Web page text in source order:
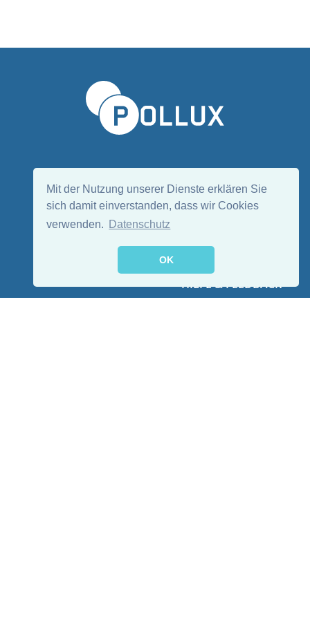
Mit der Nutzung unserer Dienste erklären Sie
sich damit einverstanden, dass wir Cookies
verwenden.
Datenschutz
OK
HILFE & FEEDBACK
EN